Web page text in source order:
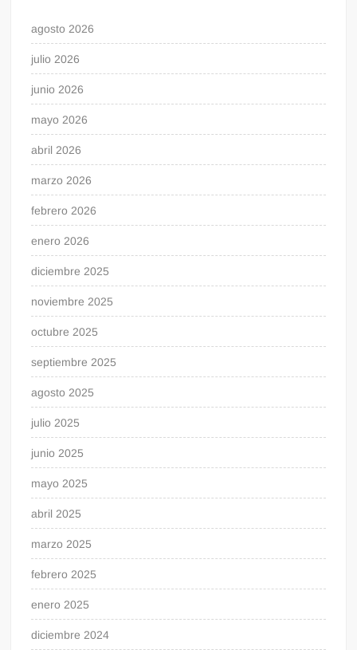
agosto 2026
julio 2026
junio 2026
mayo 2026
abril 2026
marzo 2026
febrero 2026
enero 2026
diciembre 2025
noviembre 2025
octubre 2025
septiembre 2025
agosto 2025
julio 2025
junio 2025
mayo 2025
abril 2025
marzo 2025
febrero 2025
enero 2025
diciembre 2024